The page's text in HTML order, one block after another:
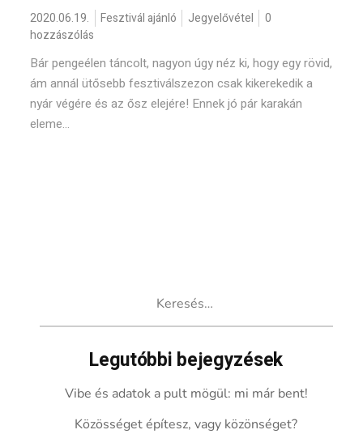
2020.06.19. Fesztivál ajánló Jegyelővétel
0
hozzászólás
Bár pengeélen táncolt, nagyon úgy néz ki, hogy egy rövid,
ám annál ütősebb fesztiválszezon csak kikerekedik a
nyár végére és az ősz elejére! Ennek jó pár karakán
eleme...
Legutóbbi bejegyzések
Vibe és adatok a pult mögül: mi már bent!
Közösséget építesz, vagy közönséget?